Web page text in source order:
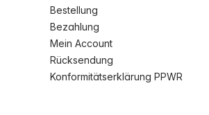
Bestellung
Bezahlung
Mein Account
Rücksendung
Konformitätserklärung PPWR